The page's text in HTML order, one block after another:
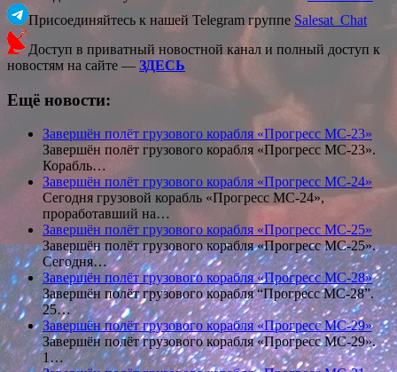
Присоединяйтесь к нашей Telegram группе Salesat_Chat
Доступ в приватный новостной канал и полный доступ к
новостям на сайте — ЗДЕСЬ
Ещё новости:
Завершён полёт грузового корабля «Прогресс МС-23»
Завершён полёт грузового корабля «Прогресс МС-23».
Корабль…
Завершён полёт грузового корабля «Прогресс МС-24»
Сегодня грузовой корабль «Прогресс МС-24»,
проработавший на…
Завершён полёт грузового корабля «Прогресс МС-25»
Завершён полёт грузового корабля «Прогресс МС-25».
Сегодня…
Завершён полёт грузового корабля «Прогресс МС-28»
Завершён полёт грузового корабля “Прогресс МС-28”.
25…
Завершён полёт грузового корабля «Прогресс МС-29»
Завершён полёт грузового корабля «Прогресс МС-29».
1…